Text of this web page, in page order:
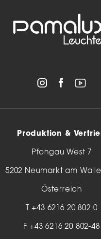
Produktion &
Pfongau West 7
5202 Neumarkt am
Österreich
T+43 6216 20 802-0
F +43 6216 20 802-48